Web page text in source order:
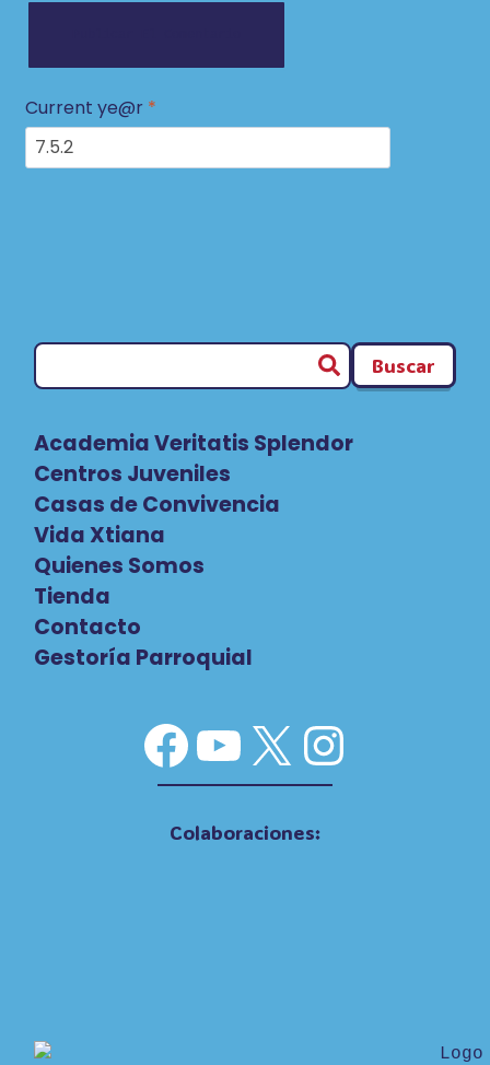
Current ye@r *
Buscar
Academia Veritatis Splendor
Centros Juveniles
Casas de Convivencia
Vida Xtiana
Quienes Somos
Tienda
Contacto
Gestoría Parroquial
Facebook
YouTube
X
Colaboraciones: